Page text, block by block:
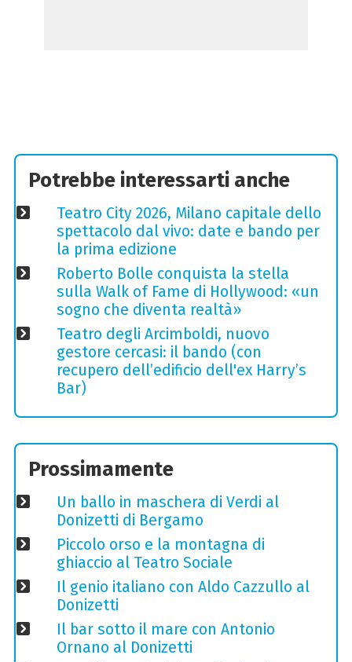
Potrebbe interessarti anche
Teatro City 2026, Milano capitale dello
spettacolo dal vivo: date e bando per
la prima edizione
Roberto Bolle conquista la stella
sulla Walk of Fame di Hollywood: «un
sogno che diventa realtà»
Teatro degli Arcimboldi, nuovo
gestore cercasi: il bando (con
recupero dell’edificio dell'ex Harry’s
Bar)
Prossimamente
Un ballo in maschera di Verdi al
Donizetti di Bergamo
Piccolo orso e la montagna di
ghiaccio al Teatro Sociale
Il genio italiano con Aldo Cazzullo al
Donizetti
Il bar sotto il mare con Antonio
Ornano al Donizetti